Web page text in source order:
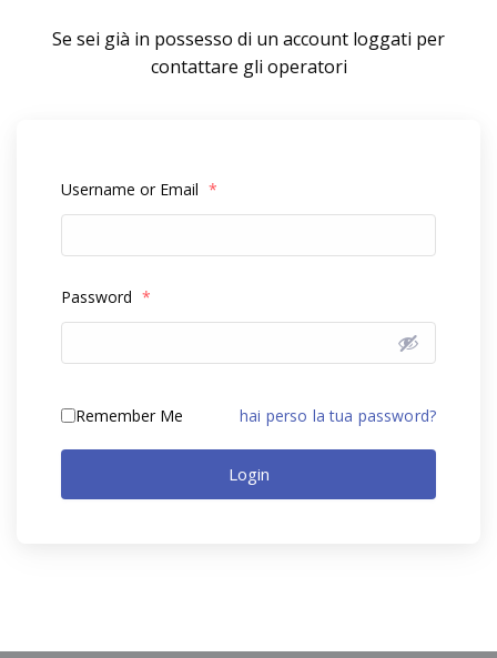
Se sei già in possesso di un account loggati per
contattare gli operatori
Username or Email *
Password *
Remember Me hai perso la tua password?
Login